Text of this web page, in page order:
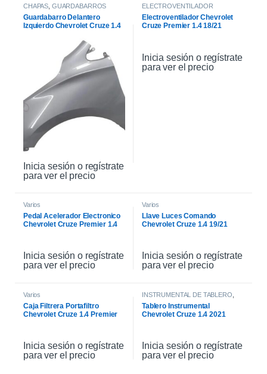
CHAPAS, GUARDABARROS
Guardabarro Delantero
Izquierdo Chevrolet Cruze 1.4
Inicia sesión o regístrate
para ver el precio
ELECTROVENTILADOR
Electroventilador Chevrolet
Cruze Premier 1.4 18/21
Inicia sesión o regístrate
para ver el precio
Varios
Pedal Acelerador Electronico
Chevrolet Cruze Premier 1.4
Inicia sesión o regístrate
para ver el precio
Varios
Llave Luces Comando
Chevrolet Cruze 1.4 19/21
Inicia sesión o regístrate
para ver el precio
Varios
Caja Filtrera Portafiltro
Chevrolet Cruze 1.4 Premier
Inicia sesión o regístrate
para ver el precio
INSTRUMENTAL DE TABLERO
Tablero Instrumental
Chevrolet Cruze 1.4 2021
Inicia sesión o regístrate
para ver el precio